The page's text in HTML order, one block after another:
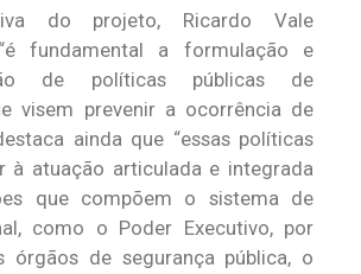
do projeto, Ricardo Vale
fundamental a formulação e
de políticas públicas de
visem prevenir a ocorrência de
ainda que “essas políticas
à atuação articulada e integrada
que compõem o sistema de
como o Poder Executivo, por
órgãos de segurança pública, o